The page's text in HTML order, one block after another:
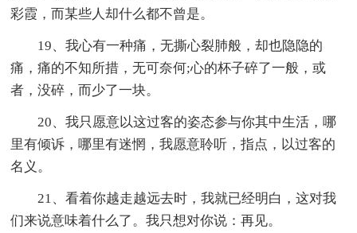
彩霞，而某些人却什么都不曾是。
19、我心有一种痛，无撕心裂肺般，却也隐隐的
痛，痛的不知所措，无可奈何;心的杯子碎了一般，或
者，没碎，而少了一块。
20、我只愿意以这过客的姿态参与你其中生活，哪
里有倾诉，哪里有迷惘，我愿意聆听，指点，以过客的
名义。
21、看着你越走越远去时，我就已经明白，这对我
们来说意味着什么了。我只想对你说：再见。